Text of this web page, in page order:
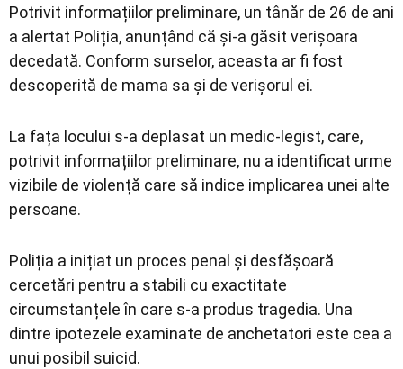
Potrivit informațiilor preliminare, un tânăr de 26 de ani
a alertat Poliția, anunțând că și-a găsit verișoara
decedată. Conform surselor, aceasta ar fi fost
descoperită de mama sa și de verișorul ei.
La fața locului s-a deplasat un medic-legist, care,
potrivit informațiilor preliminare, nu a identificat urme
vizibile de violență care să indice implicarea unei alte
persoane.
Poliția a inițiat un proces penal și desfășoară
cercetări pentru a stabili cu exactitate
circumstanțele în care s-a produs tragedia. Una
dintre ipotezele examinate de anchetatori este cea a
unui posibil suicid.